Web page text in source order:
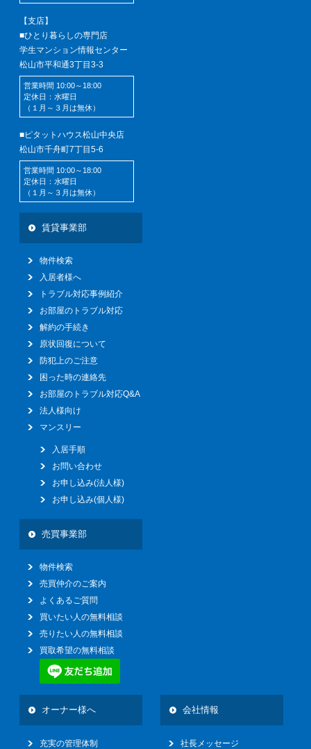
【支店】
■ひとり暮らしの専門店
学生マンション情報センター
松山市平和通3丁目3-3
営業時間 10:00～18:00
定休日：水曜日
（１月～３月は無休）
■ピタットハウス松山中央店
松山市千舟町7丁目5-6
営業時間 10:00～18:00
定休日：水曜日
（１月～３月は無休）
賃貸事業部
物件検索
入居者様へ
トラブル対応事例紹介
お部屋のトラブル対応
解約の手続き
原状回復について
防犯上のご注意
困った時の連絡先
お部屋のトラブル対応Q&A
法人様向け
マンスリー
入居手順
お問い合わせ
お申し込み(法人様)
お申し込み(個人様)
売買事業部
物件検索
売買仲介のご案内
よくあるご質問
買いたい人の無料相談
売りたい人の無料相談
買取希望の無料相談
オーナー様へ
充実の管理体制
会社情報
社長メッセージ